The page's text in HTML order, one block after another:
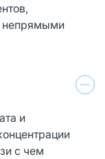
непрямыми
и
с чем